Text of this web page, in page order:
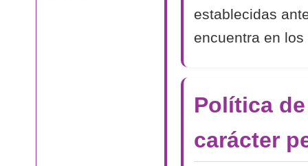
establecidas
encuentra en
Política
carácter